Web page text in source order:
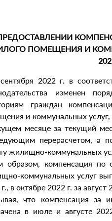
ПОМЕЩЕНИЯ И
2022 г. в
изменен
граждан
и коммунальных
месяце за текущий
перерасчетом, а
жилищно-коммунальных
образом, компенсация по
коммунальных услуг
в октябре 2022 г. за август
что компенсация
в июле и августе